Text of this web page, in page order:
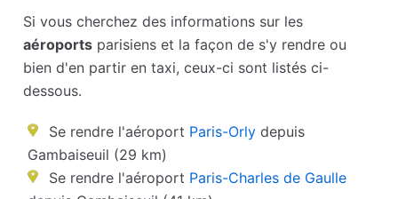
Si vous cherchez des informations sur les
aéroports parisiens et la façon de s'y rendre ou
bien d'en partir en taxi, ceux-ci sont listés ci-
dessous.
Se rendre l'aéroport Paris-Orly depuis
Gambaiseuil (29 km)
Se rendre l'aéroport Paris-Charles de Gaulle